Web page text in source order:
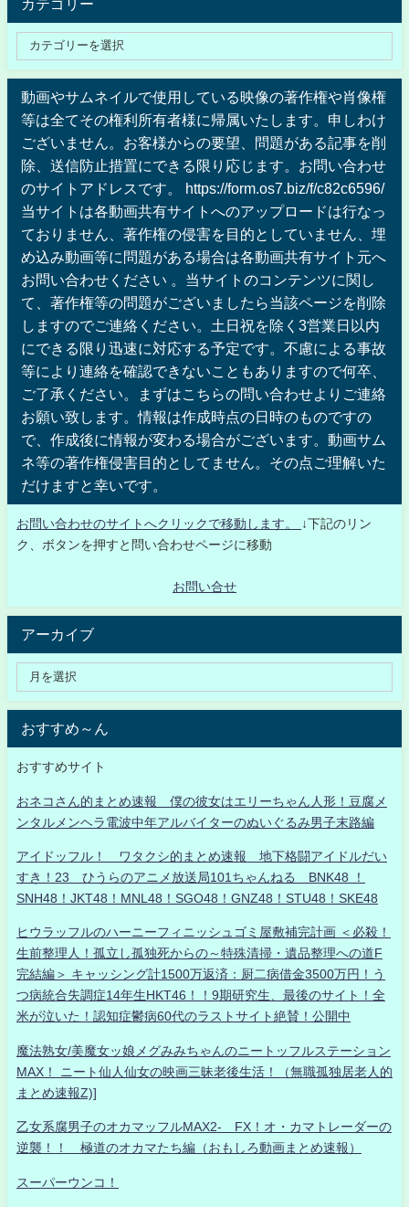
カテゴリー
動画やサムネイルで使用している映像の著作権や肖像権
等は全てその権利所有者様に帰属いたします。申しわけ
ございません。お客様からの要望、問題がある記事を削
除、送信防止措置にできる限り応じます。お問い合わせ
のサイトアドレスです。 https://form.os7.biz/f/c82c6596/
当サイトは各動画共有サイトへのアップロードは行なっ
ておりません、著作権の侵害を目的としていません、埋
め込み動画等に問題がある場合は各動画共有サイト元へ
お問い合わせください 。当サイトのコンテンツに関し
て、著作権等の問題がございましたら当該ページを削除
しますのでご連絡ください。土日祝を除く3営業日以内
にできる限り迅速に対応する予定です。不慮による事故
等により連絡を確認できないこともありますので何卒、
ご了承ください。まずはこちらの問い合わせよりご連絡
お願い致します。情報は作成時点の日時のものですの
で、作成後に情報が変わる場合がございます。動画サム
ネ等の著作権侵害目的としてません。その点ご理解いた
だけますと幸いです。
お問い合わせのサイトへクリックで移動します。
↓下記のリン
ク、ボタンを押すと問い合わせページに移動
お問い合せ
アーカイブ
おすすめ～ん
おすすめサイト
おネコさん的まとめ速報 僕の彼女はエリーちゃん人形！豆腐メ
ンタルメンヘラ電波中年アルバイターのぬいぐるみ男子末路編
アイドッフル！ ワタクシ的まとめ速報 地下格闘アイドルだい
すき！23 ひうらのアニメ放送局101ちゃんねる BNK48 ！
SNH48！JKT48！MNL48！SGO48！GNZ48！STU48！SKE48
ヒウラッフルのハーニーフィニッシュゴミ屋敷補完計画 ＜必殺！
生前整理人！孤立し孤独死からの～特殊清掃・遺品整理への道F
完結編＞ キャッシング計1500万返済：厨二病借金3500万円！う
つ病統合失調症14年生HKT46！！9期研究生、最後のサイト！全
米が泣いた！認知症鬱病60代のラストサイト絶賛！公開中
魔法熟女/美魔女ッ娘メグみみちゃんのニートッフルステーション
MAX！ ニート仙人仙女の映画三昧老後生活！（無職孤独居老人的
まとめ速報Z)]
乙女系腐男子のオカマッフルMAX2- FX！オ・カマトレーダーの
逆襲！！ 極道のオカマたち編（おもしろ動画まとめ速報）
スーパーウンコ！